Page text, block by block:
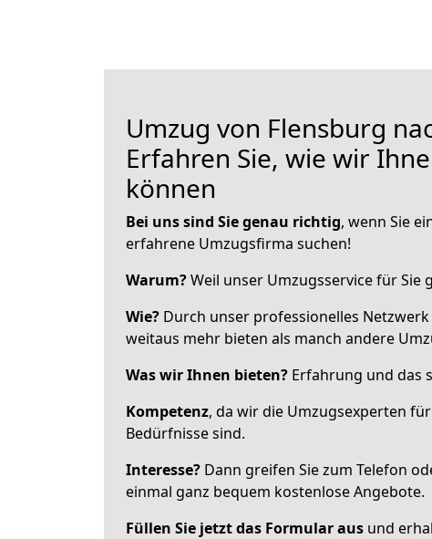
Umzug von Flensburg
Erfahren Sie, wie wir
können
Bei uns sind Sie genau richtig, wenn Sie
erfahrene Umzugsfirma suchen!
Warum?Weil unser Umzugsservice für Sie
Wie? Durch unser professionelles
weitaus mehr bieten als manch andere
Was wir Ihnen bieten? Erfahrung und das
Kompetenz, da wir die Umzugsexperten
Bedürfnisse sind.
Interesse? Dann greifen Sie zum Telefon
einmal ganz bequem kostenlose Angebote.
Füllen Sie jetzt das Formular aus und